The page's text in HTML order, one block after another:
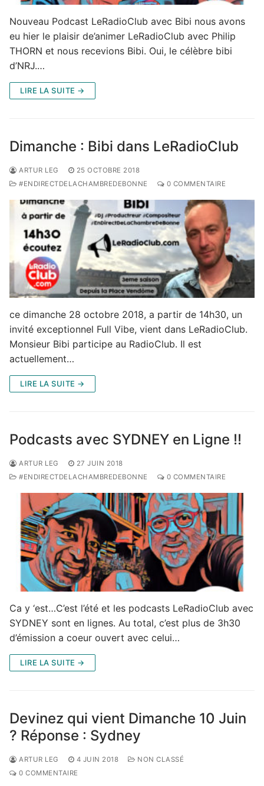
Nouveau Podcast LeRadioClub avec Bibi nous avons
eu hier le plaisir de’animer LeRadioClub avec Philip
THORN et nous recevions Bibi. Oui, le célèbre bibi
d’NRJ.…
LIRE LA SUITE →
Dimanche : Bibi dans LeRadioClub
ARTUR LEG
25 OCTOBRE 2018
#ENDIRECTDELACHAMBREDEBONNE
0 COMMENTAIRE
ce dimanche 28 octobre 2018, a partir de 14h30, un
invité exceptionnel Full Vibe, vient dans LeRadioClub.
Monsieur Bibi participe au RadioClub. Il est
actuellement…
LIRE LA SUITE →
Podcasts avec SYDNEY en Ligne !!
ARTUR LEG
27 JUIN 2018
#ENDIRECTDELACHAMBREDEBONNE
0 COMMENTAIRE
Ca y ‘est…C’est l’été et les podcasts LeRadioClub avec
SYDNEY sont en lignes. Au total, c’est plus de 3h30
d’émission a coeur ouvert avec celui…
LIRE LA SUITE →
Devinez qui vient Dimanche 10 Juin
? Réponse : Sydney
ARTUR LEG 4 JUIN 2018
NON CLASSÉ
0 COMMENTAIRE